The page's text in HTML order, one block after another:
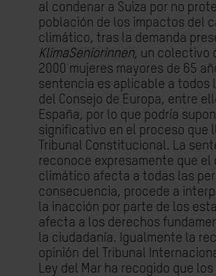
al condenar a Suiza por no
población de los impactos del
climático, tras la demanda
KlimaSeniorinnen, un colectivo
2000 mujeres mayores de 65
sentencia es aplicable a todos
del Consejo de Europa, entre
España, por lo que podría
significativo en el proceso que
Tribunal Constitucional. La
reconoce expresamente que el
climático afecta a todas las
consecuencia, procede a
la inacción por parte de los
afecta a los derechos
la ciudadanía. Igualmente la
opinión del Tribunal
Ley del Mar ha recogido que los